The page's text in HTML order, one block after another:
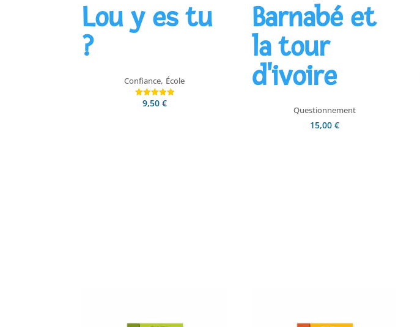
Lou y es tu
?
Confiance, École
Note9,50 €
Barnabé et
la tour
d'ivoire
Questionnement
15,00 €